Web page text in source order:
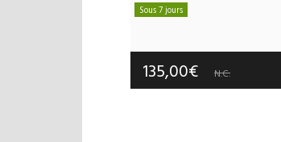
Sous 7 jours
Garantie :3 an(s)
135,00€ N.C.